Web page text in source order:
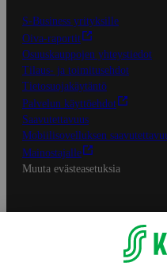
S-Business yrityksille
Oiva-raportit
Osuuskauppojen yhteystiedot
Tilaus- ja toimitusehdot
Tietosuojakäytäntö
Palvelun käyttöehdot
Saavutettavuus
Mobiilisovelluksen
Mainostajalle
Muuta evästeasetuksia
S-ryhmän palvelut